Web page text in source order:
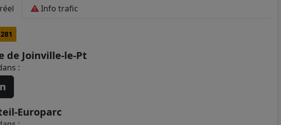
Info trafic
281
de Joinville-le-Pt
:
Europarc